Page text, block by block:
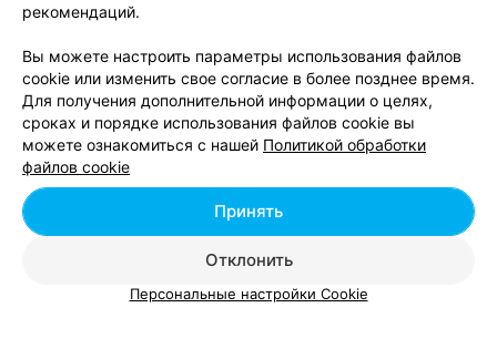
Минск, Логойский тракт, 37 с 10:00
Все адреса
рекомендаций.
Вы можете настроить параметры использования файлов
cookie или изменить свое согласие в более позднее время.
Для получения дополнительной информации о целях,
сроках и порядке использования файлов cookie вы
можете ознакомиться с нашей Политикой обработки
файлов cookie
Отклонить
Принять
Персональные настройки Cookie